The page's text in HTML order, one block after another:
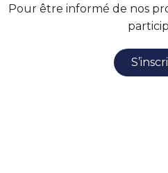
Pour être informé de nos